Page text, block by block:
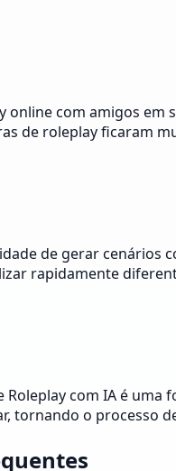
com amigos
de roleplay ficaram
de gerar
rapidamente
com IA é
tornando o processo